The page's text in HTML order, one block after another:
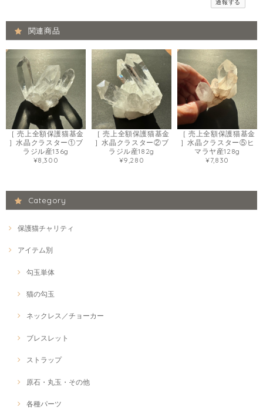
通報する
関連商品
［ 売上全額保護猫基金
］水晶クラスター①ブ
ラジル産136g
¥8,300
［ 売上全額保護猫基金
］水晶クラスター②ブ
ラジル産182g
¥9,280
［ 売上全額保護猫基金
］水晶クラスター⑤ヒ
マラヤ産128g
¥7,830
Category
保護猫チャリティ
アイテム別
勾玉単体
猫の勾玉
ネックレス／チョーカー
ブレスレット
ストラップ
原石・丸玉・その他
各種パーツ